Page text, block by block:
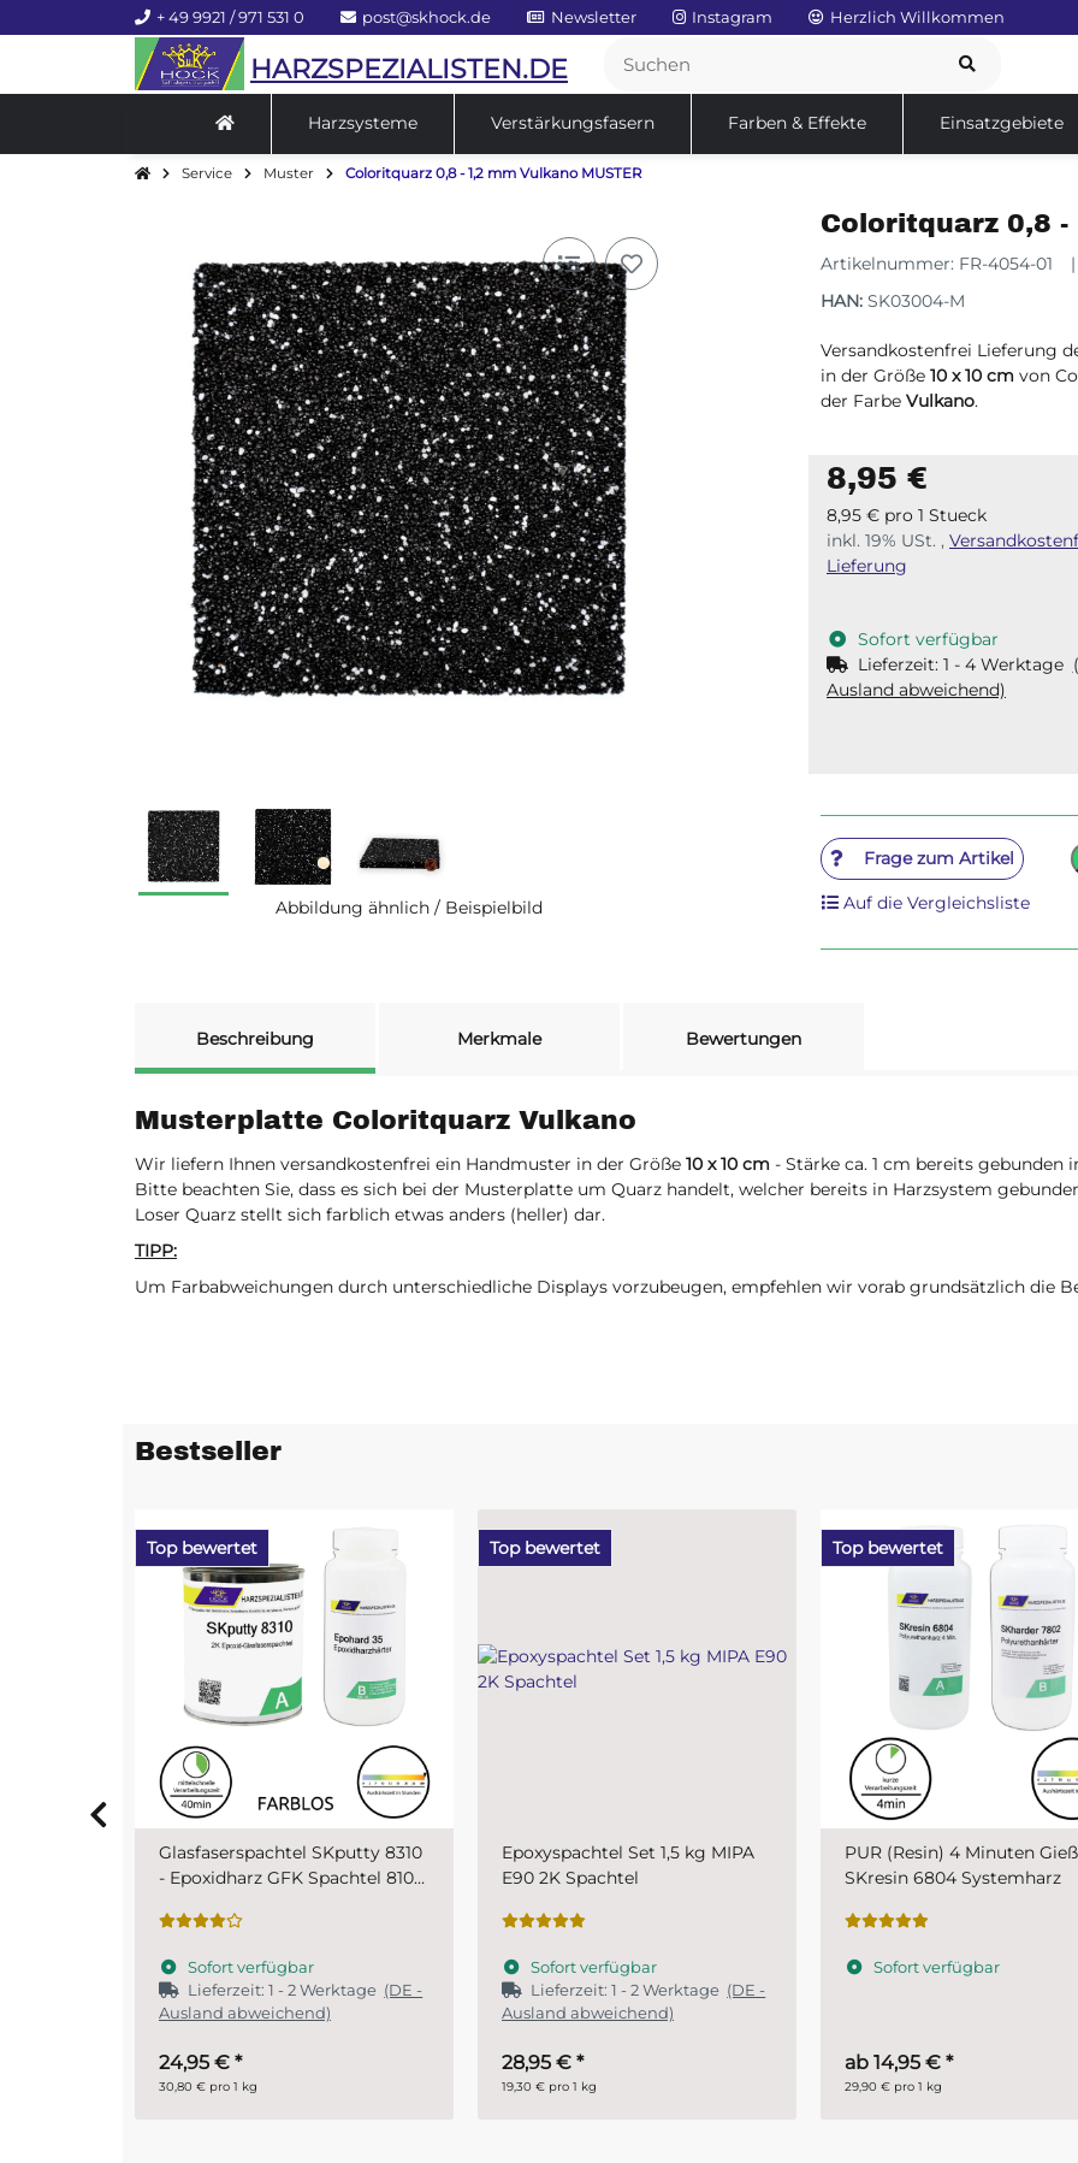
+ 49 9921 / 971 531 0 post@skhock.de Newsletter Instagram Herzlich Willkommen
HARZSPEZIALISTEN.DE
Harzsysteme Verstärkungsfasern Farben & Effekte Einsatzgebiete
Service
Service Muster Coloritquarz 0,8 - 1,2 mm Vulkano MUSTER
Abbildung ähnlich / Beispielbild
Coloritquarz 0,8 -
Artikelnummer: FR-4054-01
HAN: SK03004-M
Versandkostenfrei Lieferung
in der Größe 10 x 10 cm von
der Farbe Vulkano.
8,95 €
8,95 € pro 1 Stueck
inkl. 19% USt. ,
Lieferung
Sofort verfügbar
Lieferzeit: 1 - 4 Werktage
Ausland abweichend)
Frage zum Artikel
Auf die Vergleichsliste
Beschreibung
Merkmale Bewertungen
Musterplatte Coloritquarz Vulkano
Wir liefern Ihnen versandkostenfrei ein Handmuster in der Größe 10 x 10 cm - Stärke ca. 1 cm bereits gebunden
Bitte beachten Sie, dass es sich bei der Musterplatte um Quarz handelt, welcher bereits in Harzsystem
Loser Quarz stellt sich farblich etwas anders (heller) dar.
TIPP:
Um Farbabweichungen durch unterschiedliche Displays vorzubeugen, empfehlen wir vorab grundsätzlich die
Bestseller
Top bewertet
Epoxyspachtel Set 1,5 kg MIPA
E90 2K Spachtel
Sofort verfügbar
Lieferzeit:1 - 2 Werktage (DE -
Ausland abweichend)
28,95 € *
19,30 € pro 1 kg
Top bewertet
PUR (Resin) 4 Minuten Gießharz
SKresin 6804 Systemharz
Sofort verfügbar
ab14,95 €
29,90 € pro 1 kg
Top bewertet
Plastic-Grundierfiller-Spray
MIPA 1K- schnelltrocknender
Fahrzeugbereich
Sofort verfügbar
11,45 €*
28,63 € pro 1 l